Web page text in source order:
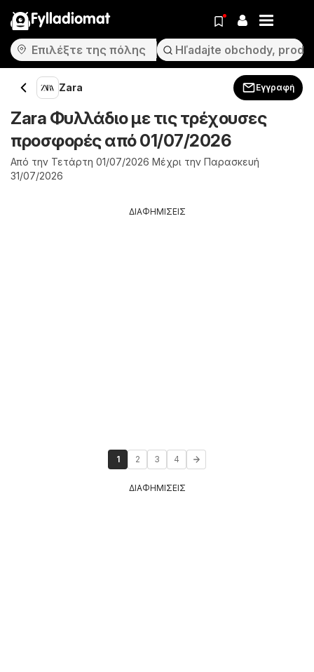
Fylladiomat
Zara Εγγραφή
Zara Φυλλάδιο με τις τρέχουσες
προσφορές από 01/07/2026
Από την Τετάρτη 01/07/2026 Μέχρι την Παρασκευή
31/07/2026
ΔΙΑΦΗΜΙΣΕΙΣ
1 2 3 4
ΔΙΑΦΗΜΙΣΕΙΣ